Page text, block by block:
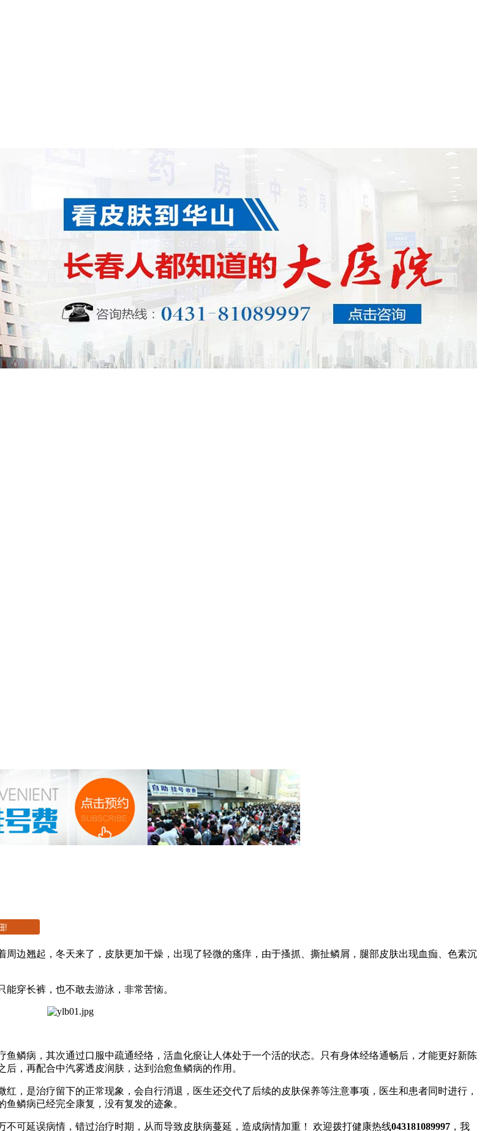
边翘起，冬天来了，皮肤更加干燥，出现了轻微的瘙痒，由于搔抓、撕扯鳞屑，腿部皮肤出现血痂、色素沉
穿长裤，也不敢去游泳，非常苦恼。
鳞病，其次通过口服中疏通经络，活血化瘀让人体处于一个活的状态。只有身体经络通畅后，才能更好新陈
，再配合中汽雾透皮润肤，达到治愈鱼鳞病的作用。
，是治疗留下的正常现象，会自行消退，医生还交代了后续的皮肤保养等注意事项，医生和患者同时进行，
鳞病已经完全康复，没有复发的迹象。
可延误病情，错过治疗时期，从而导致皮肤病蔓延，造成病情加重！ 欢迎拨打健康热线043181089997 ，我